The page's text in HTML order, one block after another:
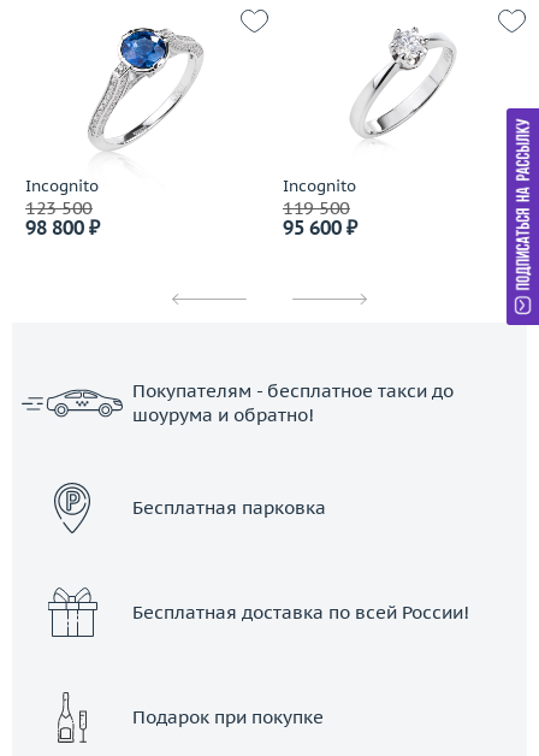
Incognito
123 500
98 800 ₽
Incognito
119 500
95 600 ₽
Покупателям - бесплатное такси до
шоурума и обратно!
Бесплатная парковка
Бесплатная доставка по всей России!
Подарок при покупке